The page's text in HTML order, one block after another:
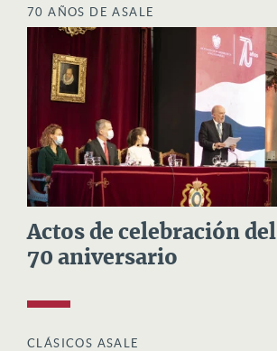
70 AÑOS DE ASALE
Actos de celebración del
70 aniversario
CLÁSICOS ASALE